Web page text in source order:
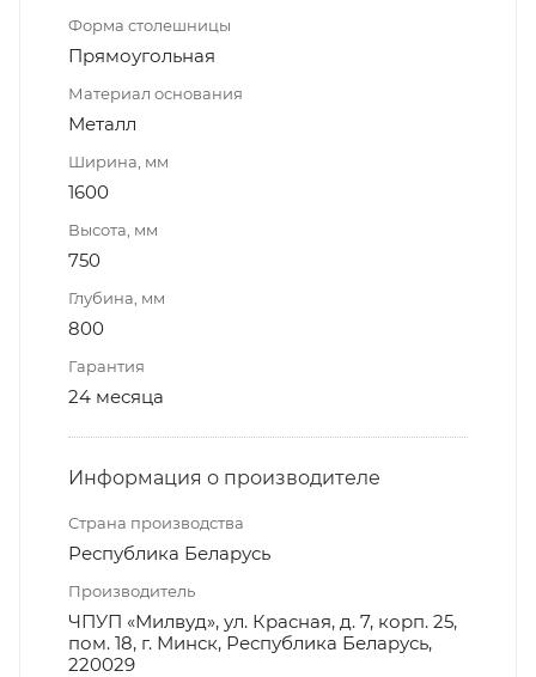
Форма столешницы
Прямоугольная
Материал основания
Металл
Ширина, мм
1600
Высота, мм
750
Глубина, мм
800
Гарантия
24 месяца
Информация о производителе
Страна производства
Республика Беларусь
Производитель
ЧПУП «Милвуд», ул. Красная, д. 7, корп. 25,
пом. 18, г. Минск, Республика Беларусь,
220029